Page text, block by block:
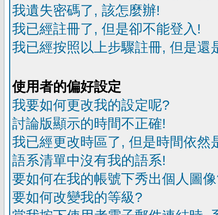
我遺失密碼了, 該怎麼辦!
我已經註冊了, 但是卻不能登入!
我已經按照以上步驟註冊, 但是還
使用者的偏好設定
我要如何更改我的設定呢?
討論版顯示的時間不正確!
我已經更改時區了, 但是時間依然
語系清單中沒有我的語系!
要如何在我的帳號下秀出個人圖
要如何改變我的等級?